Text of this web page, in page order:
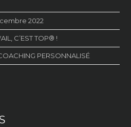
2022
C’EST TOP® !
PERSONNALISÉ